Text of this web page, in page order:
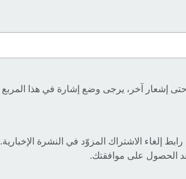
حتى إشعار آخر، يرجى وضع إشارة في هذا المربع
إلغاء الاشتراك المزوّد في النشرة الإخبارية.
الحصول على موافقتك.